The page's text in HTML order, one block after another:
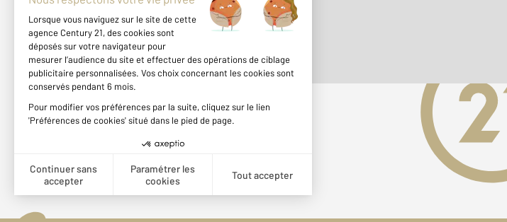
500 m ©Mappy